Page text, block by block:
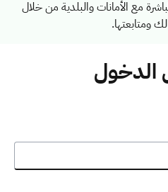
مع الأمانات والبلدية من خلال
ومتابعتها.